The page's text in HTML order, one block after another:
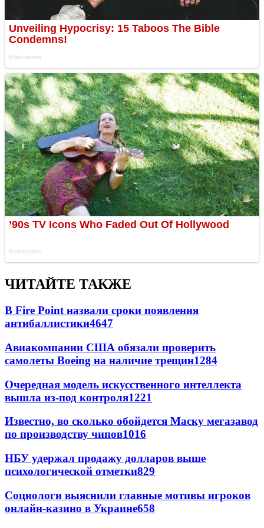
ЧИТАЙТЕ ТАКЖЕ
В Fire Point назвали сроки появления
антибаллистики4647
Авиакомпании США обязали проверить
самолеты Boeing на наличие трещин1284
Очередная модель искусственного интеллекта
вышла из-под контроля1221
Известно, во сколько обойдется Маску мегазавод
по производству чипов1016
НБУ удержал продажу долларов выше
психологической отметки829
Социологи выяснили главные мотивы игроков
онлайн-казино в Украине658